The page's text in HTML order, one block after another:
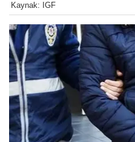
Kaynak: IGF